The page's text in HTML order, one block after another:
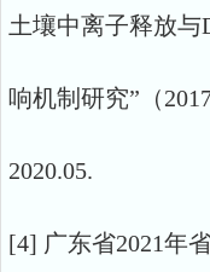
土壤中离子释放与
响机制研究”（
2020.05.
[4] 广东省2021年